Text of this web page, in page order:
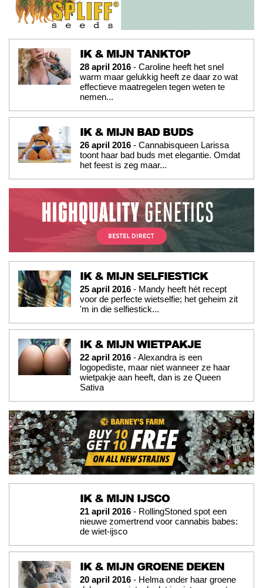
IK & MIJN TANKTOP
28 april 2016 - Caroline heeft het snel
warm maar gelukkig heeft ze daar zo wat
effectieve maatregelen tegen weten te
nemen...
IK & MIJN BAD BUDS
26 april 2016 - Cannabisqueen Larissa
toont haar bad buds met elegantie. Omdat
het feest is zeg maar...
IK & MIJN SELFIESTICK
25 april 2016 - Mandy heeft hét recept
voor de perfecte wietselfie; het geheim zit
'm in die selfiestick...
IK & MIJN WIETPAKJE
22 april 2016 - Alexandra is een
logopediste, maar niet wanneer ze haar
wietpakje aan heeft, dan is ze Queen
Sativa
IK & MIJN IJSCO
21 april 2016 - RollingStoned spot een
nieuwe zomertrend voor cannabis babes:
de wiet-ijsco
IK & MIJN GROENE DEKEN
20 april 2016 - Helma onder haar groene